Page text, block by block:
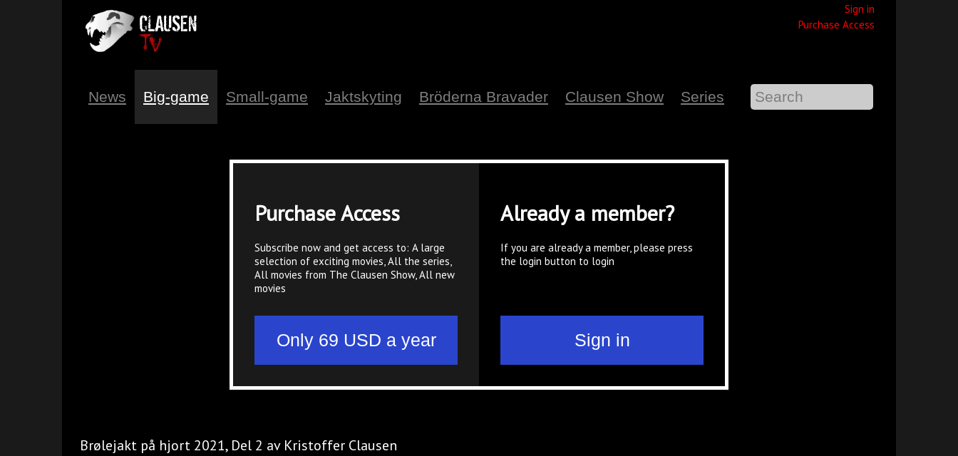
Sign in
Purchase Access
News Big-game Small-game Jaktskyting Bröderna Bravader Clausen Show Series
Purchase Access
Subscribe now and get access to: A large
selection of exciting movies, All the series,
All movies from The Clausen Show, All new
movies
Already a member?
If you are already a member, please press
the login button to login
Brølejakt på hjort 2021, Del 2 av Kristoffer Clausen